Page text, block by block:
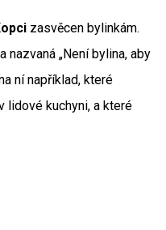
zasvěcen bylinkám.
nazvaná „Není bylina, aby
ní například, které
lidové kuchyni, a které